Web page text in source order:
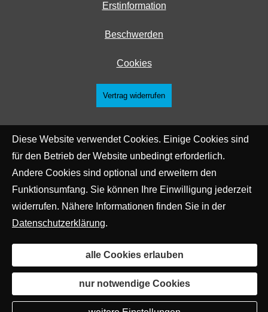
Erstinformation
Beschwerden
Cookies
Vertrag widerrufen
Diese Website verwendet Cookies. Einige Cookies sind
für den Betrieb der Website unbedingt erforderlich.
Andere Cookies sind optional und erweitern den
Funktionsumfang. Sie können Ihre Einwilligung jederzeit
widerrufen. Nähere Informationen finden Sie in der
Datenschutzerklärung.
alle Cookies erlauben
nur notwendige Cookies